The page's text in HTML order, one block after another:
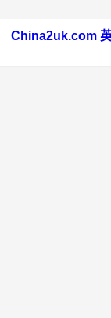
China2uk.com